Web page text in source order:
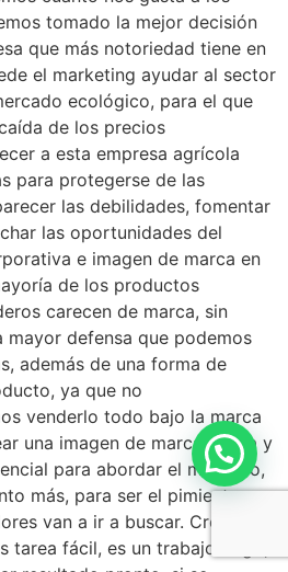
tomado la mejor decisión
que más notoriedad tiene en
el marketing ayudar al sector
ecológico, para el que
de los precios
a esta empresa agrícola
para protegerse de las
las debilidades, fomentar
las oportunidades del
e imagen de marca en
de los productos
carecen de marca, sin
mayor defensa que podemos
además de una forma de
ya que no
venderlo todo bajo la marca
una imagen de marca sólida y
para abordar el mercado,
más, para ser el pimiento que
van a ir a buscar. Crear una
tarea fácil, es un trabajo largo,
a tus órdenes